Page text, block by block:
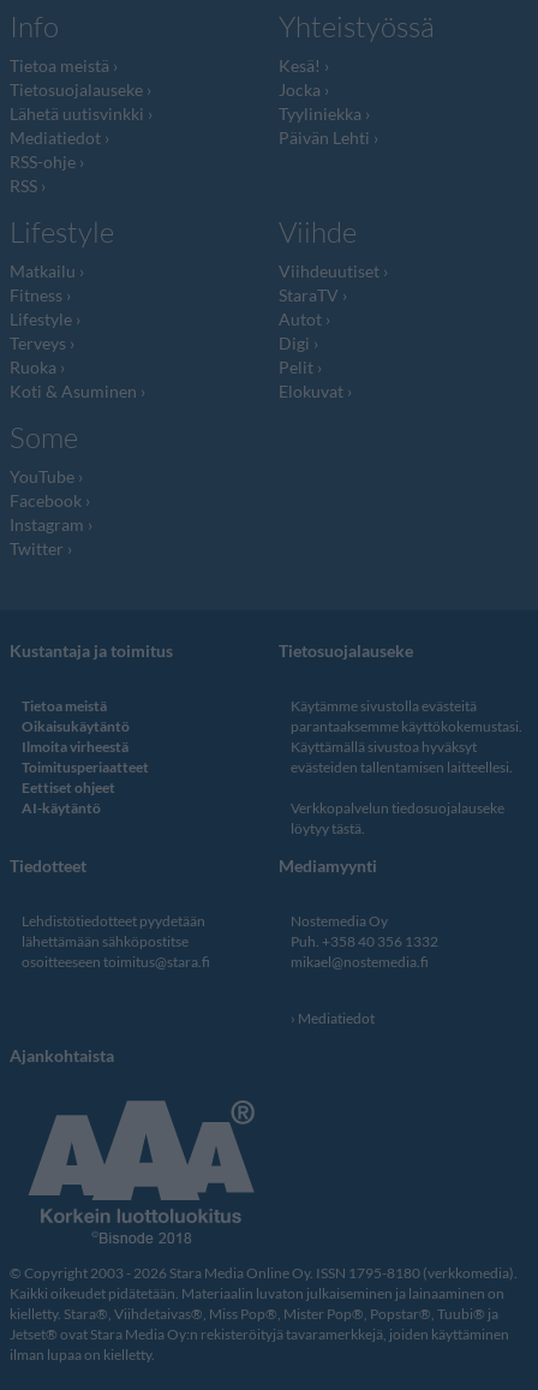
Info
Tietoa meistä
Tietosuojalauseke
Lähetä uutisvinkki
Mediatiedot
RSS-ohje
RSS
Yhteistyössä
Kesä!
Jocka
Tyyliniekka
Päivän Lehti
Lifestyle
Matkailu
Fitness
Lifestyle
Terveys
Ruoka
Koti & Asuminen
Viihde
Viihdeuutiset
StaraTV
Autot
Digi
Pelit
Elokuvat
Some
YouTube
Facebook
Instagram
Twitter
Kustantaja ja toimitus
Tietoa meistä
Oikaisukäytäntö
Ilmoita virheestä
Toimitusperiaatteet
Eettiset ohjeet
AI-käytäntö
Tietosuojalauseke
Käytämme sivustolla evästeitä
parantaaksemme käyttökokemustasi.
Käyttämällä sivustoa hyväksyt
evästeiden tallentamisen laitteellesi.
Verkkopalvelun tiedosuojalauseke
löytyy tästä.
Tiedotteet
Lehdistötiedotteet pyydetään
lähettämään sähköpostitse
osoitteeseen toimitus@stara.fi
Mediamyynti
Nostemedia Oy
Puh. +358 40 356 1332
mikael@nostemedia.fi
Mediatiedot
Ajankohtaista
© Copyright 2003 - 2026 Stara Media Online Oy. ISSN 1795-8180 (verkkomedia).
Kaikki oikeudet pidätetään. Materiaalin luvaton julkaiseminen ja lainaaminen on
kielletty. Stara®, Viihdetaivas®, Miss Pop®, Mister Pop®, Popstar®, Tuubi® ja
Jetset® ovat Stara Media Oy:n rekisteröityjä tavaramerkkejä, joiden käyttäminen
ilman lupaa on kielletty.